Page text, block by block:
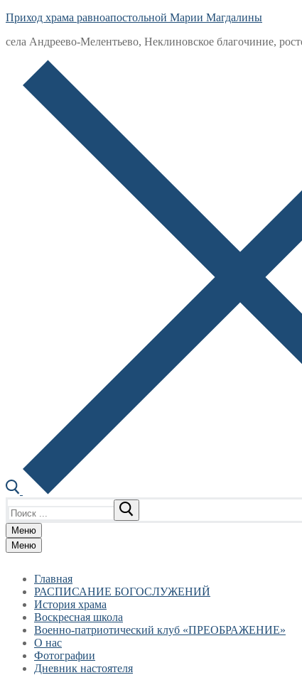
Приход храма равноапостольной Марии Магдалины
села Андреево-Мелентьево, Неклиновское благочиние,
Меню
Меню
Главная
РАСПИСАНИЕ БОГОСЛУЖЕНИЙ
История храма
Воскресная школа
Военно-патриотический клуб «ПРЕОБРАЖЕНИЕ»
О нас
Фотографии
Дневник настоятеля